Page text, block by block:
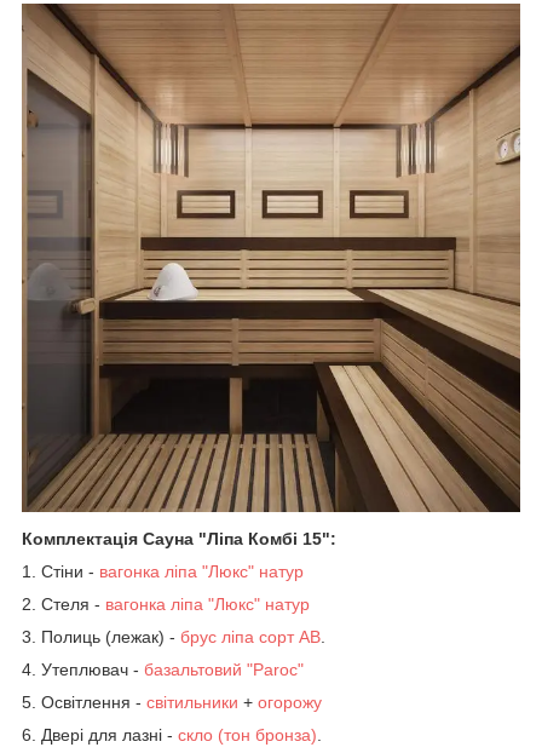
Комплектація Сауна "Ліпа Комбі 15":
1. Стіни - вагонка ліпа "Люкс" натур
2. Стеля - вагонка ліпа "Люкс" натур
3. Полиць (лежак) - брус ліпа сорт АВ
4. Утеплювач - базальтовий "Paroc"
5. Освітлення - світильники + огорожу
6. Двері для лазні - скло (тон бронза)